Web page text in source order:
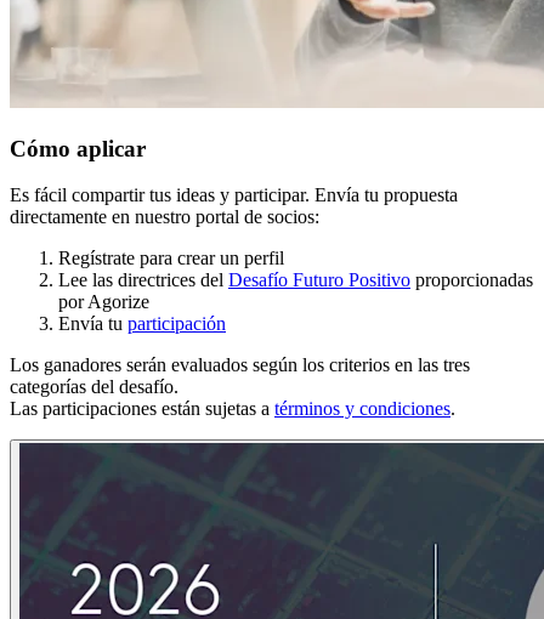
Cómo aplicar
Es fácil compartir tus ideas y participar. Envía tu propuesta
directamente en nuestro portal de socios:
Regístrate para crear un perfil
Lee las directrices del Desafío Futuro Positivo proporcionadas
por Agorize
Envía tu participación
Los ganadores serán evaluados según los criterios en las tres
categorías del desafío.
Las participaciones están sujetas a términos y condiciones.